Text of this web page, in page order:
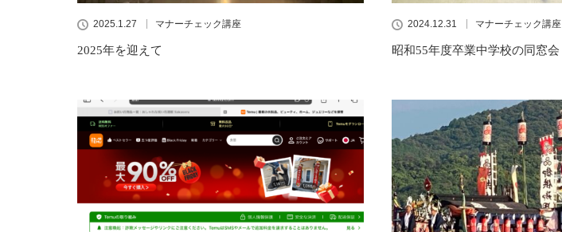
2025.1.27 マナーチェック講座
2025年を迎えて
2024.12.31 マナーチェック講座
昭和55年度卒業中学校の同窓会